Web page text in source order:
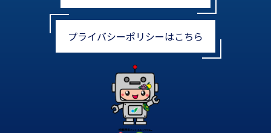
プライバシーポリシーはこちら